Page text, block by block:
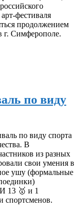
фестиваля
продолжением
г. Симферополе.
по виду
по виду спорта
В
из разных
свои умения в
ушу (формальные
13 🥇 и 1
спортсменов.